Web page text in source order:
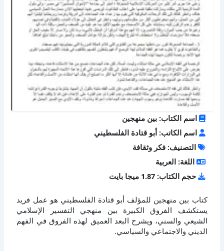
اسم الكتاب: بين منهجين
اسم الكاتب: أبو قتادة الفلسطيني
التصنيف: فكر وثقافة
اللغة: العربية
حجم الكتاب: 1.87 ميجا بايت
كتاب بين منهجين للمؤلف أبو قتادة الفلسطيني هو عمل فريد
يستكشف الفروق الكبيرة بين منهجي التفسير الإسلامي
الشيعي والسني، ويشرح البعد العميق لهذه الفروق في الفهم
الديني والاجتماعي والسياسي.